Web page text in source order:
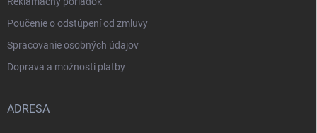
Poučenie o odstúpení od zmluvy
Spracovanie osobných údajov
Doprava a možnosti platby
ADRESA